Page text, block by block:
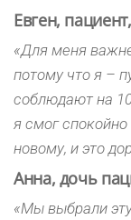
Евген,
«Для меня
потому что я –
соблюдают на
я смог
новому, и это
Анна, дочь
«Мы выбрали